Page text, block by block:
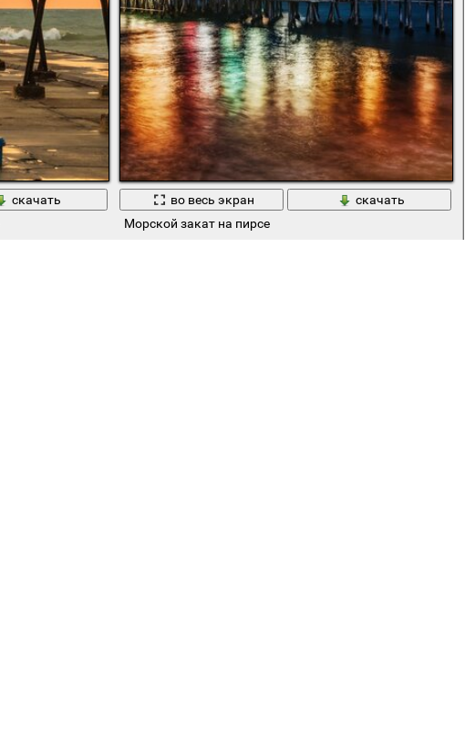
скачать
во весь экран
скачать
Морской закат на пирсе